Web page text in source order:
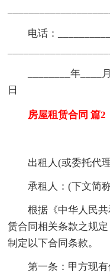
电话：
________年____月
日
房屋租赁合同 篇2
出租人(或委托代理
承租人：(下文简称
根据《中华人民共
赁合同相关条款之规
制定以下合同条款。
第一条：甲方现有